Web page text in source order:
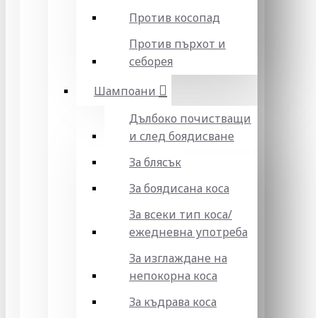
Против косопад
Против пърхот и
себорея
Шампоани
Дълбоко почистващи
и след боядисване
За блясък
За боядисана коса
За всеки тип коса/
ежедневна употреба
За изглаждане на
непокорна коса
За къдрава коса